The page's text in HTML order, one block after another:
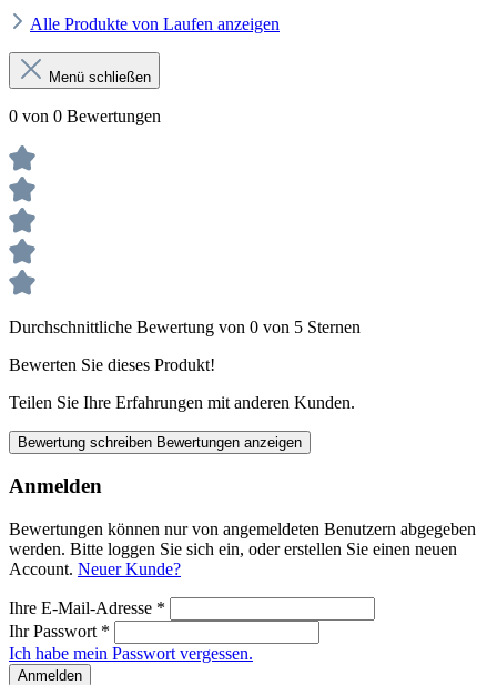
Alle Produkte von Laufen anzeigen
Menü schließen
0 von 0 Bewertungen
Durchschnittliche Bewertung von 0 von 5 Sternen
Bewerten Sie dieses Produkt!
Teilen Sie Ihre Erfahrungen mit anderen Kunden.
Bewertung schreiben Bewertungen anzeigen
Anmelden
Bewertungen können nur von angemeldeten Benutzern abgegeben
werden. Bitte loggen Sie sich ein, oder erstellen Sie einen neuen
Account. Neuer Kunde?
Ihre E-Mail-Adresse *
Ihr Passwort *
Ich habe mein Passwort vergessen.
Anmelden